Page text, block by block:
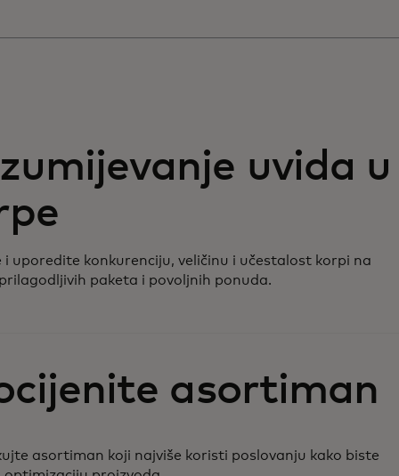
uvida u
uporedite konkurenciju, veličinu i učestalost korpi na
paketa i povoljnih ponuda.
asortiman
asortiman koji najviše koristi poslovanju kako biste